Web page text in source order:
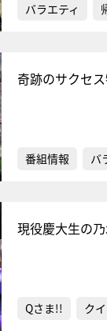
バラエティ
奇跡のサクセ
番組情報 バ
現役慶大生の
Qさま!! ク